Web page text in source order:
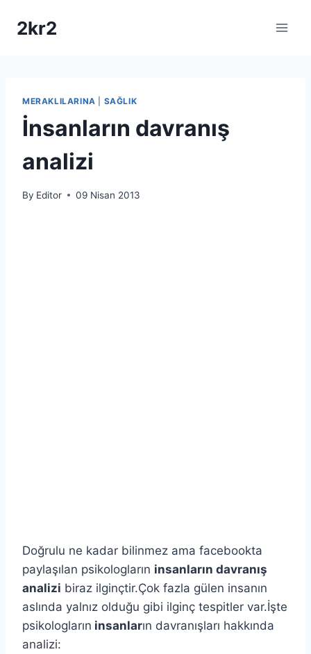
2kr2
MERAKLILARINA SAĞLIK
İnsanların davranış
analizi
By Editor 09 Nisan 2013
Doğrulu ne kadar bilinmez ama facebookta
paylaşılan psikologların insanların davranış
analizi biraz ilginçtir.Çok fazla gülen insanın
aslında yalnız olduğu gibi ilginç tespitler var.İşte
psikologların insanların davranışları hakkında
analizi: